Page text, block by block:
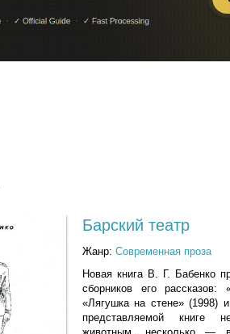
Барский театр
Жанр: Современная проза
Новая книга В. Г. Бабенко
сборников его
«Лягушка на стене» (1998)
представляемой книге